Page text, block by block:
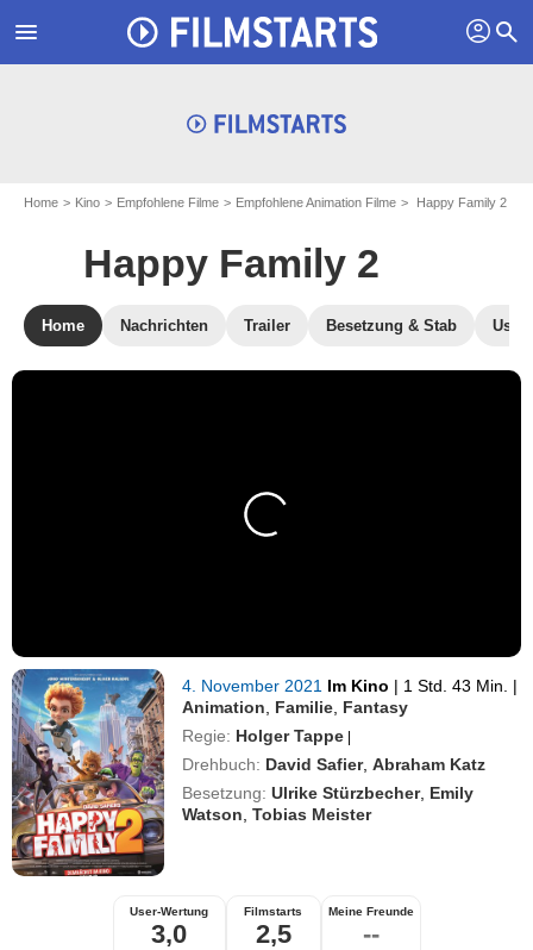
menu profil search
Home Kino Empfohlene Filme Empfohlene Animation Filme Happy Family 2
Happy Family 2
Home Nachrichten Trailer Besetzung & Stab
4. November 2021 Im Kino | 1 Std. 43 Min. |
Animation
Familie Fantasy
Regie: Holger Tappe |
Drehbuch: David Safier,Abraham Katz
Besetzung: Ulrike Stürzbecher, Emily
Watson ,Tobias Meister
User-Wertung
3,0
Filmstarts
2,5
Meine Freunde
--